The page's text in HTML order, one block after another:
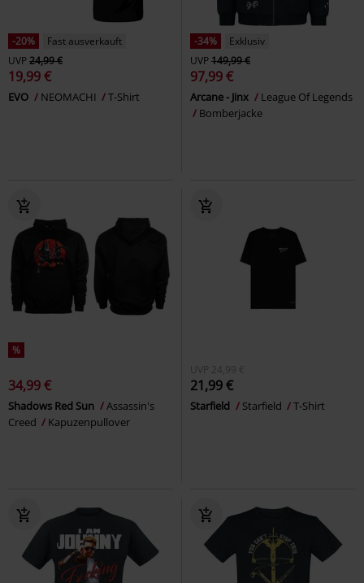
-20%
Fast ausverkauft
UVP24,99 €
19,99 €
EVO NEOMACHI T-Shirt
-34%
Exklusiv
UVP149,99 €
97,99 €
Arcane - Jinx
League Of Legends
Bomberjacke
%
34,99 €
Shadows Red Sun
Assassin's
Creed
Kapuzenpullover
UVP 24,99 €
21,99 €
Starfield Starfield T-Shirt